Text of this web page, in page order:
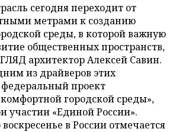
сегодня переходит от
метрами к созданию
среды, в которой важную
общественных пространств,
архитектор Алексей Савин.
из драйверов этих
проект
городской среды»,
участии «Единой России».
в России отмечается